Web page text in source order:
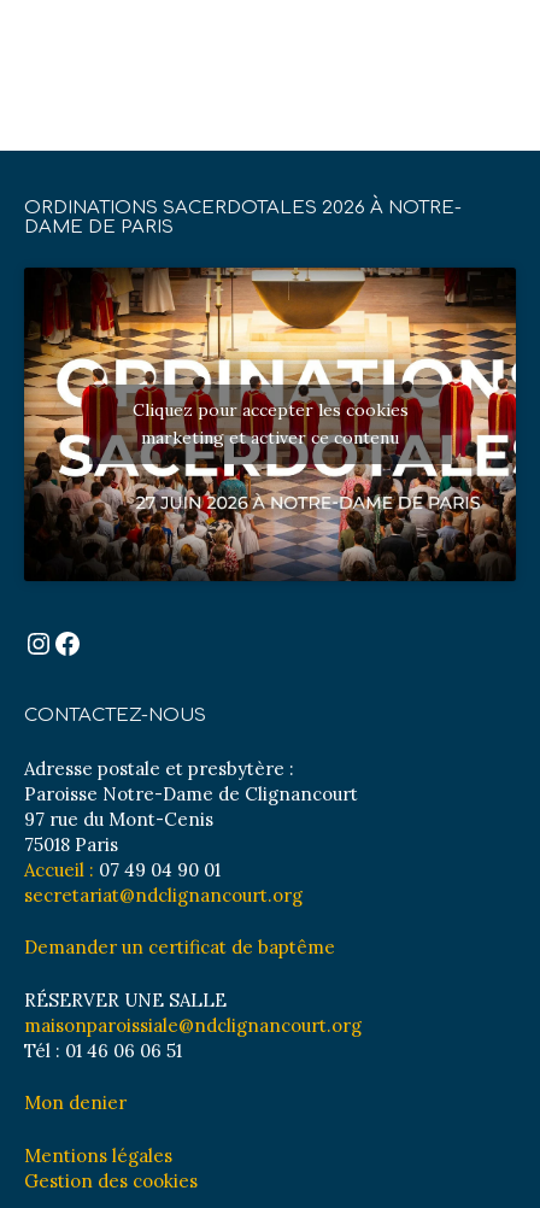
ORDINATIONS SACERDOTALES 2026 À NOTRE-
DAME DE PARIS
Cliquez pour accepter les cookies
marketing et activer ce contenu
Instagram
Facebook
CONTACTEZ-NOUS
Adresse postale et presbytère :
Paroisse Notre-Dame de Clignancourt
97 rue du Mont-Cenis
75018 Paris
Accueil : 07 49 04 90 01
secretariat@ndclignancourt.org
Demander un certificat de baptême
RÉSERVER UNE SALLE
maisonparoissiale@ndclignancourt.org
Tél : 01 46 06 06 51
Mon denier
Mentions légales
Gestion des cookies